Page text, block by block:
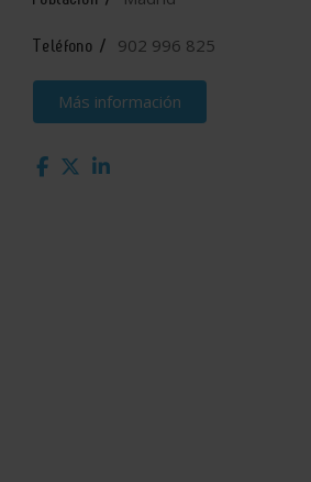
Teléfono / 902 996 825
Más información